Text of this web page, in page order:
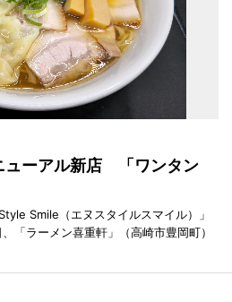
ューアル新店 「ワンタン
Smile（エヌスタイルスマイル）」
「ラーメン喜重軒」（高崎市豊岡町）